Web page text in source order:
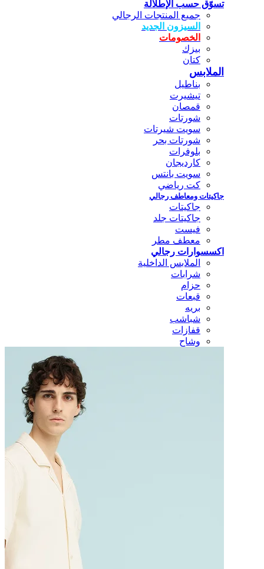
تسوّق حسب الإطلالة
جميع المنتجات الرجالي
السيزون الجديد
الخصومات
بيزك
كتان
الملابس
بناطيل
تيشيرت
قمصان
شورتات
سويت شيرتات
شورتات بحر
بلوفرات
كارديجان
سويت بانتس
كت رياضي
جاكيتات ومعاطف رجالي
جاكيتات
جاكيتات جلد
فيست
معطف مطر
اكسسوارات رجالي
الملابس الداخلية
شرابات
حزام
قبعات
بريه
شباشب
قفازات
وشاح